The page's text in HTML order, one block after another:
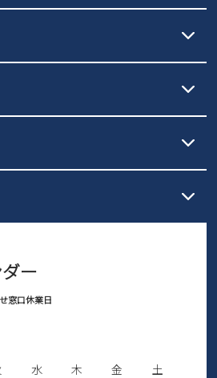
代金引換のご利用が可能です。
円
げで送料無料
はご利用ガイドを
！
いただけるよう、サイズ交換の受付期
休業日となります。
ー
窓口休業日
水 木 金
土